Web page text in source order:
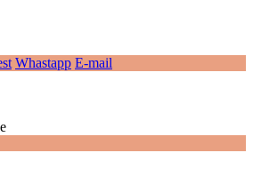
Whastapp E-mail